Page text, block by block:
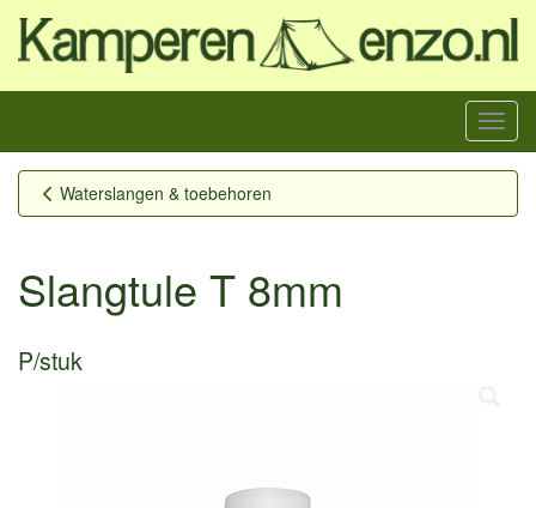
Menu
Waterslangen & toebehoren
Slangtule T 8mm
P/stuk